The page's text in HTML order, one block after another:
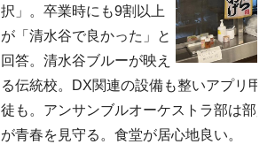
択」。卒業時にも9割以上
が「清水谷で良かった」と
回答。清水谷ブルーが映え
る伝統校。DX関連の設備も整いアプリ甲
徒も。アンサンブルオーケストラ部は部
が青春を見守る。食堂が居心地良い。